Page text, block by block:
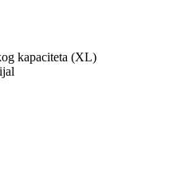
kapaciteta (XL)